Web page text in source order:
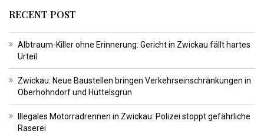
RECENT POST
Albtraum-Killer ohne Erinnerung: Gericht in Zwickau fällt hartes
Urteil
Zwickau: Neue Baustellen bringen Verkehrseinschränkungen in
Oberhohndorf und Hüttelsgrün
Illegales Motorradrennen in Zwickau: Polizei stoppt gefährliche
Raserei